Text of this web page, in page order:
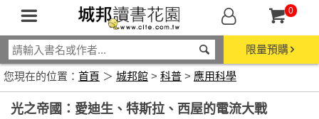
0
限量預購
您現在的位置： 首頁 ＞ 城邦館 > 科普 > 應用科學
光之帝國：愛迪生、特斯拉、西屋的電流大戰